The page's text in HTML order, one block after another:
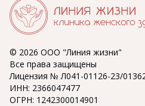
© 2026 ООО "Линия жизни"
Все права защищены
Лицензия № Л041-01126-23/
ИНН: 2366047477
ОГРН: 1242300014901